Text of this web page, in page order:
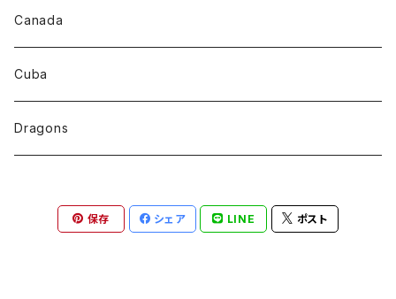
Canada
Cuba
Dragons
保存 シェア LINE ポスト